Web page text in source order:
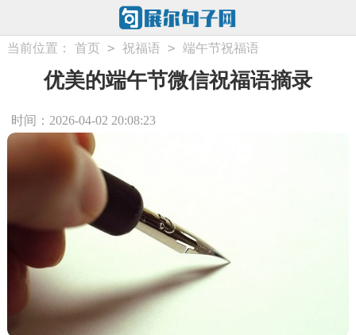
当前位置： 首页 > 祝福语 > 端午节祝福语
优美的端午节微信祝福语摘录
时间：2026-04-02 20:08:23